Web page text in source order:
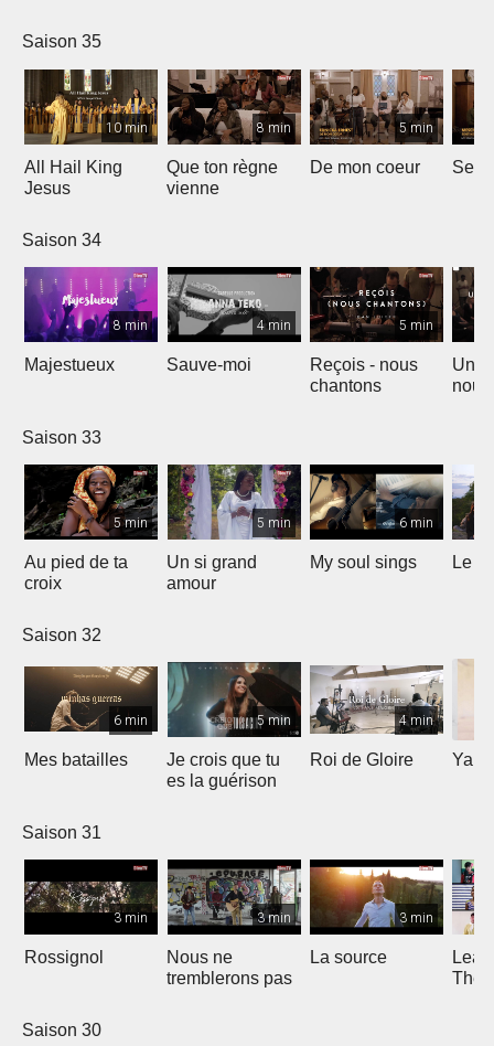
Saison 35
10 min
All Hail King
Jesus
8 min
Que ton règne
vienne
5 min
De mon coeur
Saison 34
8 min
Majestueux
4 min
Sauve-moi
5 min
Reçois - nous
chantons
Un
Saison 33
5 min
Au pied de ta
croix
5 min
Un si grand
amour
6 min
My soul sings Le
Saison 32
6 min
Mes batailles
5 min
Je crois que tu
es la guérison
4 min
Roi de Gloire
Saison 31
3 min
Rossignol
3 min
Nous ne
tremblerons pas
3 min
La source
The
Saison 30